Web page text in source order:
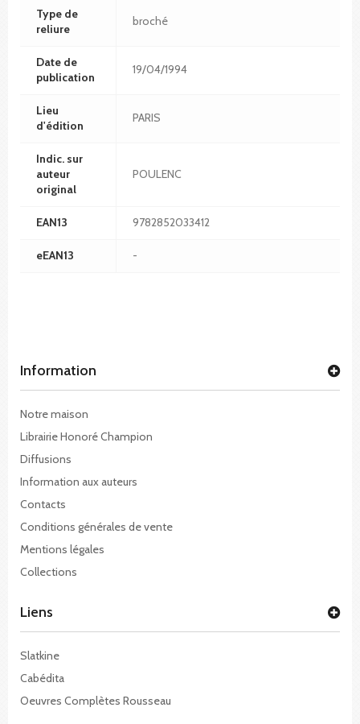
Type de
reliure
broché
Date de
publication
19/04/1994
Lieu
d'édition
PARIS
Indic. sur
auteur
original
POULENC
EAN13 9782852033412
eEAN13 -
Information
Notre maison
Librairie Honoré Champion
Diffusions
Information aux auteurs
Contacts
Conditions générales de vente
Mentions légales
Collections
Liens
Slatkine
Cabédita
Oeuvres Complètes Rousseau